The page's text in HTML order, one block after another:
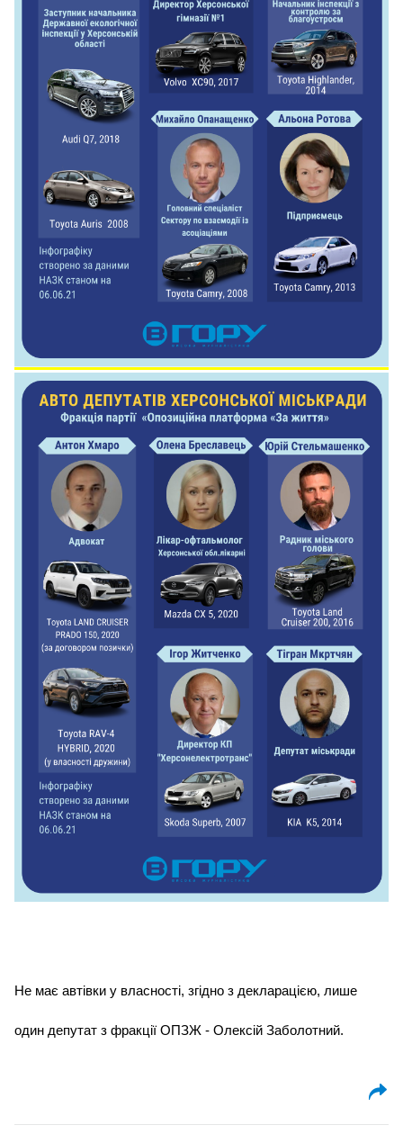
Не має автівки у власності, згідно з декларацією, лише
один депутат з фракції ОПЗЖ - Олексій Заболотний.